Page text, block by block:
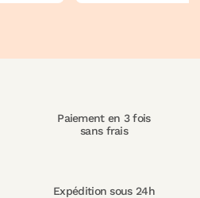
Paiement en 3 fois
sans frais
Expédition sous 24h